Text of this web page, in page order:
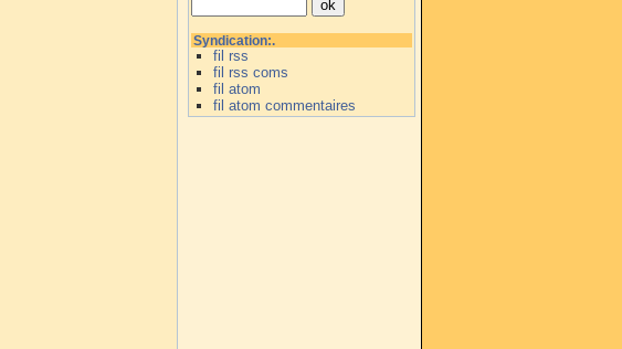
Syndication:.
fil rss
fil rss coms
fil atom
fil atom commentaires